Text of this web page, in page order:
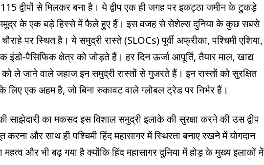
द्वीपों से मिलकर बना है। ये द्वीप एक ही जगह पर इकट्ठा जमीन के टुकड़े
समुद्र के एक बड़े हिस्से में फैले हुए हैं। इस वजह से सेशेल्स दुनिया के कुछ सबसे
पर स्थित है। ये समुद्री रास्ते (SLOCs) पूर्वी अफ्रीका, पश्चिमी एशिया,
इंडो-पैसिफिक क्षेत्र को जोड़ते हैं। हर दिन ऊर्जा आपूर्ति, तैयार माल, खाद्य
ले जाने वाले जहाज इन समुद्री रास्तों से गुजरते हैं। इन रास्तों को सुरक्षित
एक अहम है, जो बिना रुकावट वाले ग्लोबल ट्रेड पर निर्भर हैं।
का मकसद इस विशाल समुद्री इलाके की सुरक्षा करने की उस द्वीप
करना और साथ ही पश्चिमी हिंद महासागर में स्थिरता बनाए रखने में योगदान
और भी बढ़ गया है क्योंकि हिंद महासागर दुनिया में होड़ के मुख्य इलाकों में